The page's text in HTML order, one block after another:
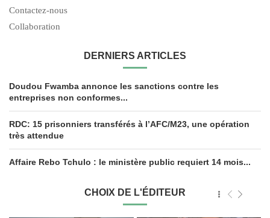
Contactez-nous
Collaboration
DERNIERS ARTICLES
Doudou Fwamba annonce les sanctions contre les
entreprises non conformes...
RDC: 15 prisonniers transférés à l’AFC/M23, une opération
très attendue
Affaire Rebo Tchulo : le ministère public requiert 14 mois...
CHOIX DE L'ÉDITEUR